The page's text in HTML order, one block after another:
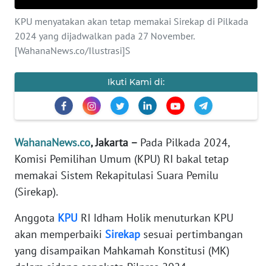
KPU menyatakan akan tetap memakai Sirekap di Pilkada
2024 yang dijadwalkan pada 27 November.
[WahanaNews.co/Ilustrasi]S
Ikuti Kami di:
WahanaNews.co, Jakarta – Pada Pilkada 2024,
Komisi Pemilihan Umum (KPU) RI bakal tetap
memakai Sistem Rekapitulasi Suara Pemilu
(Sirekap).
Anggota KPU RI Idham Holik menuturkan KPU
akan memperbaiki Sirekap sesuai pertimbangan
yang disampaikan Mahkamah Konstitusi (MK)
SERBA-SERBI
OLAHRAGA
EDITORIAL
Informasi
INDEKS
BERITA